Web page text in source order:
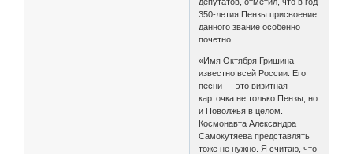
350-летия Пензы присвоение
данного звание особенно
почетно.
«Имя Октября Гришина
известно всей России. Его
песни — это визитная
карточка не только Пензы, но
и Поволжья в целом.
Космонавта Александра
Самокутяева представлять
тоже не нужно. Я считаю, что